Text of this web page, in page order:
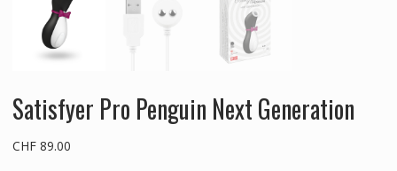
Satisfyer Pro Penguin Next Generation
CHF89.00